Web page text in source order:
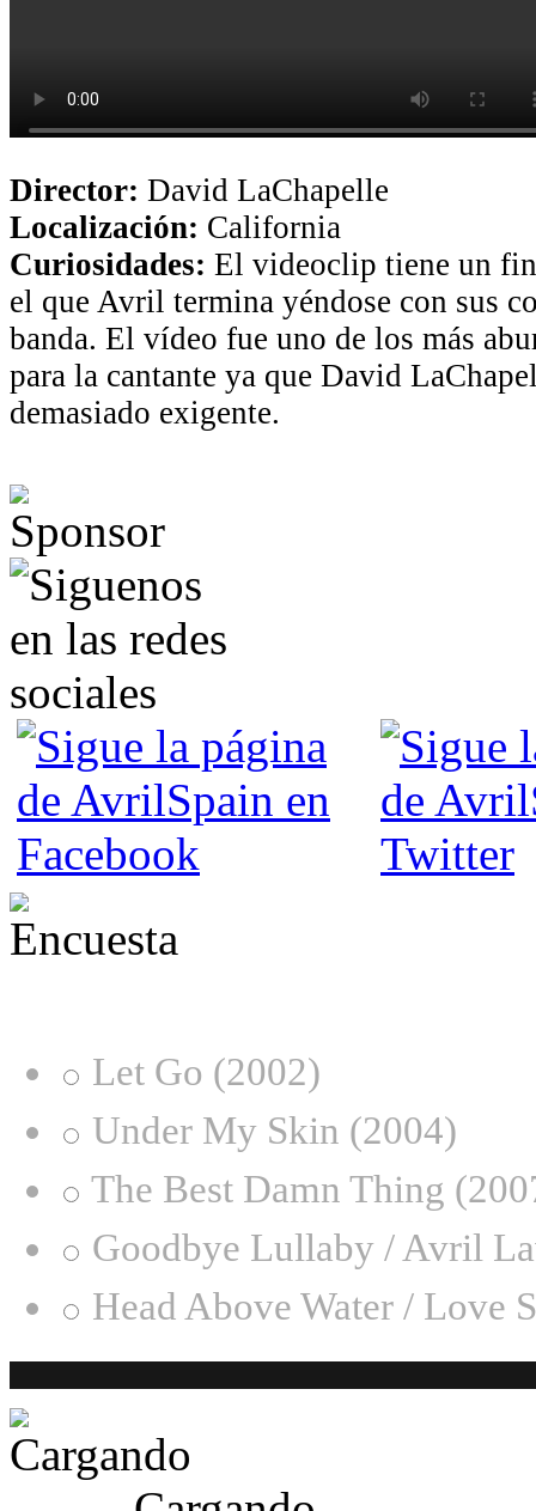
Director: David LaChapelle
Localización: California
Curiosidades: El videoclip tiene un
el que Avril termina yéndose con sus
banda. El vídeo fue uno de los más
para la cantante ya que David
demasiado exigente.
Let Go (2002)
Under My Skin (2004)
The Best Damn Thing
Goodbye Lullaby / Avril
Head Above Water / Love